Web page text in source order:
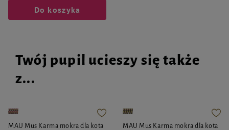
Do koszyka
Twój pupil ucieszy się także
z...
MAU Mus Karma mokra dla kota
MAU Mus Karma mokra dla kota